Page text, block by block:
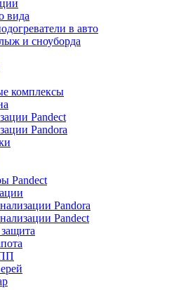
вида
в авто
и сноуборда
комплексы
Pandect
Pandora
Pandect
Pandora
Pandect